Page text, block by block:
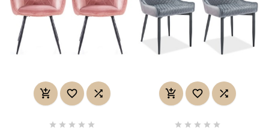
  
    
  
    